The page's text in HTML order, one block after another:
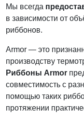
Мы всегда
в зависимости от
риббонов.
Armor — это
производству
Риббоны Armor
совместимость с
помощью таких
протяжении